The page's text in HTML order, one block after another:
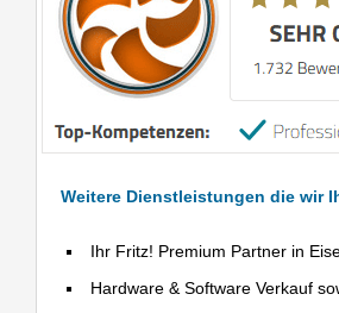
Weitere Dienstleistungen die wir
Ihr Fritz! Premium Partner in
Hardware & Software Verkauf